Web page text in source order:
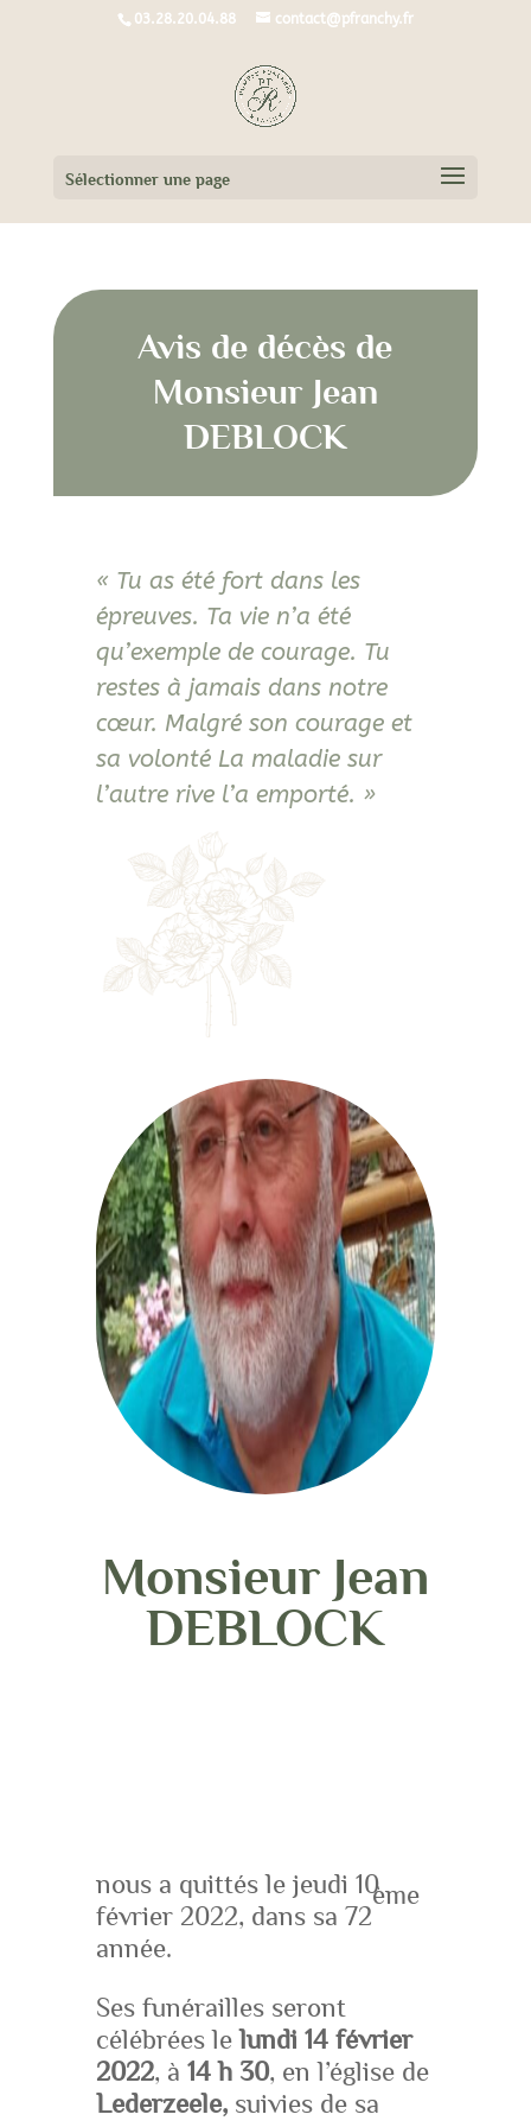
03.28.20.04.88 contact@pfranchy.fr
Sélectionner une page
Avis de décès de
Monsieur Jean
DEBLOCK
« Tu as été fort dans les
épreuves. Ta vie n’a été
qu’exemple de courage. Tu
restes à jamais dans notre
cœur. Malgré son courage et
sa volonté La maladie sur
l’autre rive l’a emporté. »
Monsieur Jean
DEBLOCK
nous a quittés le jeudi 10
février 2022, dans sa 72
ème
année.
Ses funérailles seront
célébrées lelundi 14 février
2022, à 14 h 30, en l’église de
Lederzeele,suivies de sa